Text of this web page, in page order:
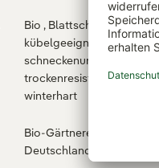
Bio , Blattschmuckpflanze ,
kübelgeeignet ,
schneckenunempfindlich ,
trockenresistent , ungiftig ,
winterhart
Bio-Gärtnerei München ,
Deutschland